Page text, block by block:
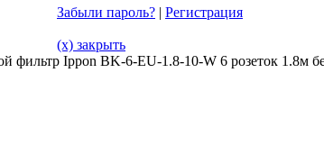
Забыли пароль? | Регистрация
(x) закрыть
фильтр Ippon BK-6-EU-1.8-10-W 6 розеток 1.8м